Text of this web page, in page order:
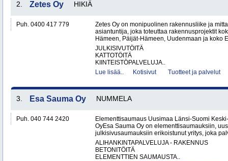
2. Zetes Oy HIKIÄ
Puh. 0400 417 779
Zetes Oy on monipuolinen rakennusliike ja
asiantuntija, joka toteuttaa rakennusprojektit
Hämeen, Päijät-Hämeen, Uudenmaan ja koko
JULKISIVUTÖITÄ
KATTOTÖITÄ
KIINTEISTÖPALVELUJA..
Lue lisää..
Kotisivut Tuotteet ja palvelut
3. Esa Sauma Oy NUMMELA
Puh. 040 744 2420
Elementtisaumaus Uusimaa Länsi-Suomi
OyEsa Sauma Oy on elementtisaumauksiin,
julkisivusaumauksiin erikoistunut yritys, joka
ALIHANKINTAPALVELUJA - RAKENNUS
BETONITÖITÄ
ELEMENTTIEN SAUMAUSTA..